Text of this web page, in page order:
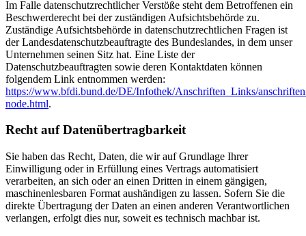
Im Falle datenschutzrechtlicher Verstöße steht dem Betroffenen ein
Beschwerderecht bei der zuständigen Aufsichtsbehörde zu.
Zuständige Aufsichtsbehörde in datenschutzrechtlichen Fragen ist
der Landesdatenschutzbeauftragte des Bundeslandes, in dem unser
Unternehmen seinen Sitz hat. Eine Liste der
Datenschutzbeauftragten sowie deren Kontaktdaten können
folgendem Link entnommen werden:
https://www.bfdi.bund.de/DE/Infothek/Anschriften_Links/
node.html.
Recht auf Datenübertragbarkeit
Sie haben das Recht, Daten, die wir auf Grundlage Ihrer
Einwilligung oder in Erfüllung eines Vertrags automatisiert
verarbeiten, an sich oder an einen Dritten in einem gängigen,
maschinenlesbaren Format aushändigen zu lassen. Sofern Sie die
direkte Übertragung der Daten an einen anderen Verantwortlichen
verlangen, erfolgt dies nur, soweit es technisch machbar ist.